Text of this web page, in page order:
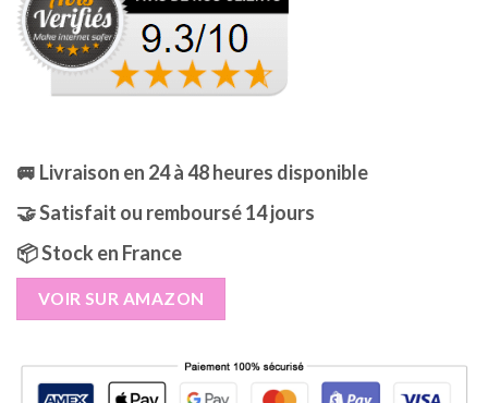
🚐 Livraison en 24 à 48 heures disponible
🤝 Satisfait ou remboursé 14 jours
📦 Stock en France
VOIR SUR AMAZON